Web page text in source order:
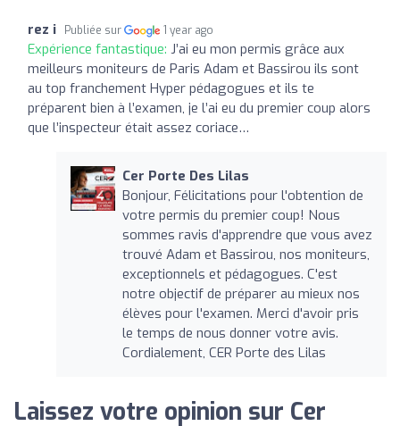
rez i Publiée sur 1 year ago
Expérience fantastique: J’ai eu mon permis grâce aux
meilleurs moniteurs de Paris Adam et Bassirou ils sont
au top franchement Hyper pédagogues et ils te
préparent bien à l’examen, je l’ai eu du premier coup alors
que l’inspecteur était assez coriace…
Cer Porte Des Lilas
Bonjour, Félicitations pour l'obtention de
votre permis du premier coup! Nous
sommes ravis d'apprendre que vous avez
trouvé Adam et Bassirou, nos moniteurs,
exceptionnels et pédagogues. C'est
notre objectif de préparer au mieux nos
élèves pour l'examen. Merci d'avoir pris
le temps de nous donner votre avis.
Cordialement, CER Porte des Lilas
Laissez votre opinion sur Cer